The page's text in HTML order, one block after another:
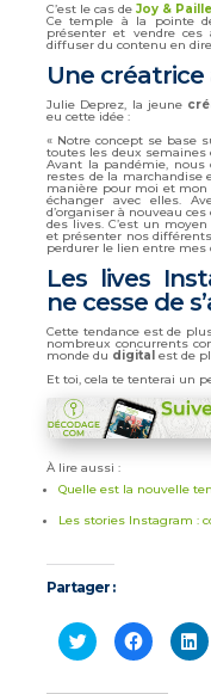
C’est le cas de Joy &
Ce temple à la pointe
présenter et vendre
diffuser du contenu en
Une
Julie Deprez, la jeune
eu cette idée :
« Notre concept se base
toutes les deux semaines
Avant la pandémie, nous
restes de la marchandise
manière pour moi et mon
échanger avec elles.
d’organiser à nouveau
des lives. C’est un
et présenter nos
perdurer le lien entre
Les lives
ne cesse de
Cette tendance est de
nombreux concurrents
monde du digital est de
Et toi, cela te tenterai un
À lire aussi :
Quelle est la nouvelle
Les stories Instagram :
Partager :
Cliquez
pour
partager
Cliquez
pour
partager